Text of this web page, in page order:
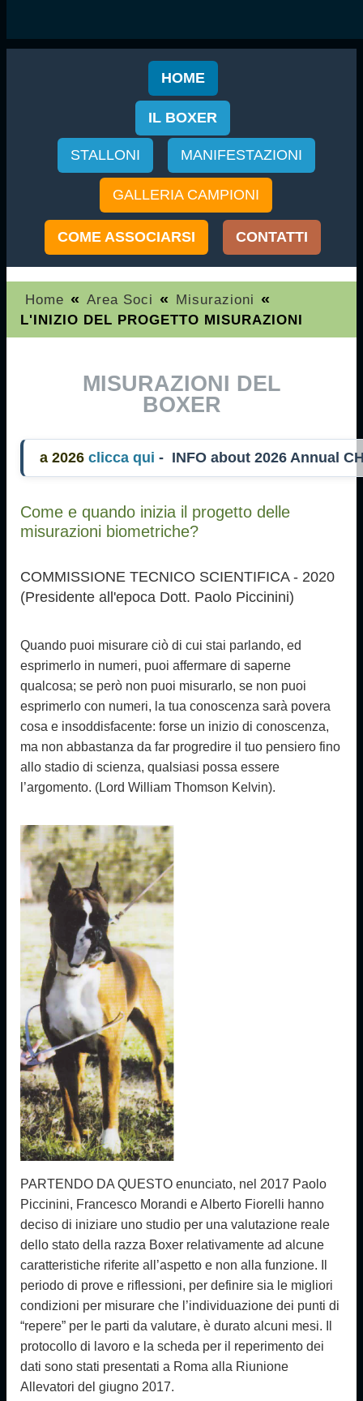
HOME
IL BOXER
STALLONI MANIFESTAZIONI
GALLERIA CAMPIONI
COME ASSOCIARSI CONTATTI
Home « Area Soci « Misurazioni «
L'INIZIO DEL PROGETTO MISURAZIONI
MISURAZIONI DEL
BOXER
026 clicca qui- INFO about 2026 Annual
Come e quando inizia il progetto delle
misurazioni biometriche?
COMMISSIONE TECNICO SCIENTIFICA - 2020
(Presidente all'epoca Dott. Paolo Piccinini)
Quando puoi misurare ciò di cui stai parlando, ed
esprimerlo in numeri, puoi affermare di saperne
qualcosa; se però non puoi misurarlo, se non puoi
esprimerlo con numeri, la tua conoscenza sarà povera
cosa e insoddisfacente: forse un inizio di conoscenza,
ma non abbastanza da far progredire il tuo pensiero fino
allo stadio di scienza, qualsiasi possa essere
l’argomento. (Lord William Thomson Kelvin).
PARTENDO DA QUESTO enunciato, nel 2017 Paolo
Piccinini, Francesco Morandi e Alberto Fiorelli hanno
deciso di iniziare uno studio per una valutazione reale
dello stato della razza Boxer relativamente ad alcune
caratteristiche riferite all’aspetto e non alla funzione. Il
periodo di prove e riflessioni, per definire sia le migliori
condizioni per misurare che l’individuazione dei punti di
“repere” per le parti da valutare, è durato alcuni mesi. Il
protocollo di lavoro e la scheda per il reperimento dei
dati sono stati presentati a Roma alla Riunione
Allevatori del giugno 2017.